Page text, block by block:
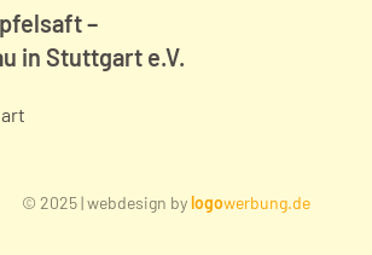
–
in Stuttgart e.V.
© 2025 | webdesign bylogowerbung.de